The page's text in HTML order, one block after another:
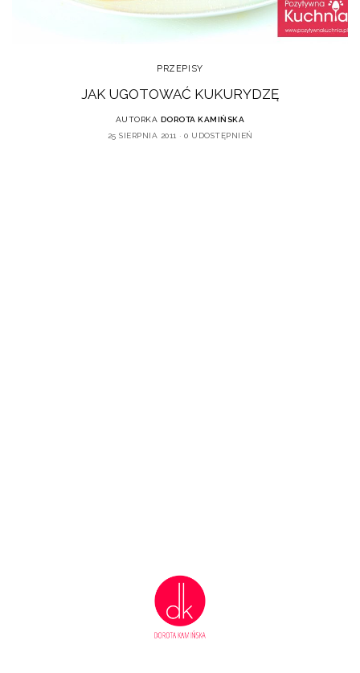
PRZEPISY
JAK UGOTOWAĆ KUKURYDZĘ
AUTORKA DOROTA KAMIŃSKA
25 SIERPNIA 2011
0 UDOSTĘPNIEŃ